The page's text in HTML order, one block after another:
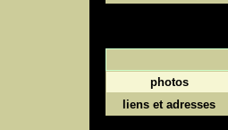
photos
liens et adresses